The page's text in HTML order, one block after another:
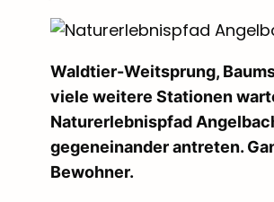
Waldtier-Weitsprung,
viele weitere Stationen
Naturerlebnispfad
gegeneinander antreten.
Bewohner.